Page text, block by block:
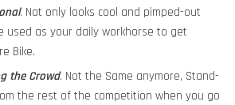
. Not only looks cool and pimped-out
used as your daily workhorse to get
Bike.
the Crowd. Not the Same anymore, Stand-
the rest of the competition when you go